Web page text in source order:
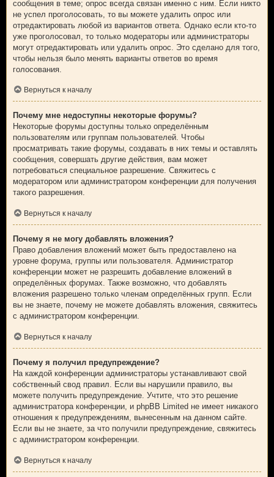
сообщения в теме; опрос всегда связан именно с ним. Если никто
не успел проголосовать, то вы можете удалить опрос или
отредактировать любой из вариантов ответа. Однако если кто-то
уже проголосовал, то только модераторы или администраторы
могут отредактировать или удалить опрос. Это сделано для того,
чтобы нельзя было менять варианты ответов во время
голосования.
Вернуться к началу
Почему мне недоступны некоторые форумы?
Некоторые форумы доступны только определённым
пользователям или группам пользователей. Чтобы
просматривать такие форумы, создавать в них темы и оставлять
сообщения, совершать другие действия, вам может
потребоваться специальное разрешение. Свяжитесь с
модератором или администратором конференции для получения
такого разрешения.
Вернуться к началу
Почему я не могу добавлять вложения?
Право добавления вложений может быть предоставлено на
уровне форума, группы или пользователя. Администратор
конференции может не разрешить добавление вложений в
определённых форумах. Также возможно, что добавлять
вложения разрешено только членам определённых групп. Если
вы не знаете, почему не можете добавлять вложения, свяжитесь
с администратором конференции.
Вернуться к началу
Почему я получил предупреждение?
На каждой конференции администраторы устанавливают свой
собственный свод правил. Если вы нарушили правило, вы
можете получить предупреждение. Учтите, что это решение
администратора конференции, и phpBB Limited не имеет никакого
отношения к предупреждениям, вынесенным на данном сайте.
Если вы не знаете, за что получили предупреждение, свяжитесь
с администратором конференции.
Вернуться к началу